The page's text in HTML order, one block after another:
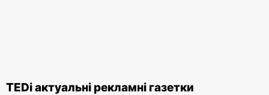
TEDi актуальні рекламні газетки